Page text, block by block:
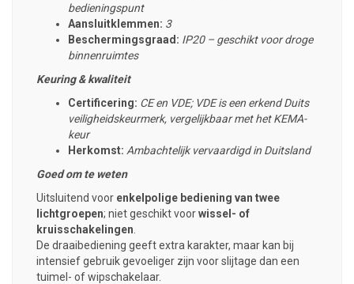
bedieningspunt
Aansluitklemmen: 3
Beschermingsgraad: IP20 – geschikt voor droge
binnenruimtes
Keuring & kwaliteit
Certificering: CE en VDE; VDE is een erkend Duits
veiligheidskeurmerk, vergelijkbaar met het KEMA-
keur
Herkomst: Ambachtelijk vervaardigd in Duitsland
Goed om te weten
Uitsluitend voor enkelpolige bediening van twee
lichtgroepen; niet geschikt voorwissel- of
kruisschakelingen
De draaibediening geeft extra karakter, maar kan bij
intensief gebruik gevoeliger zijn voor slijtage dan een
tuimel- of wipschakelaar.